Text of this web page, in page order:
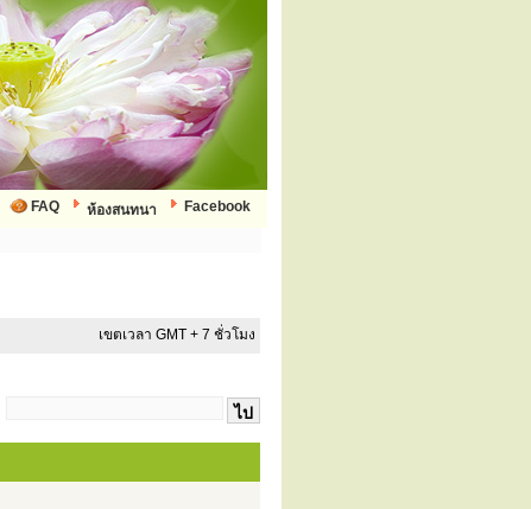
Facebook
ห้องสนทนา
FAQ
เขตเวลา GMT + 7 ชั่วโมง